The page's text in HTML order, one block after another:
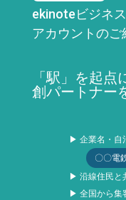
ekinoteビジネス
アカウントのご
「駅」を起
創パートナー
▶ 企業名・自
〇〇電
▶ 沿線住民と
▶ 全国から集